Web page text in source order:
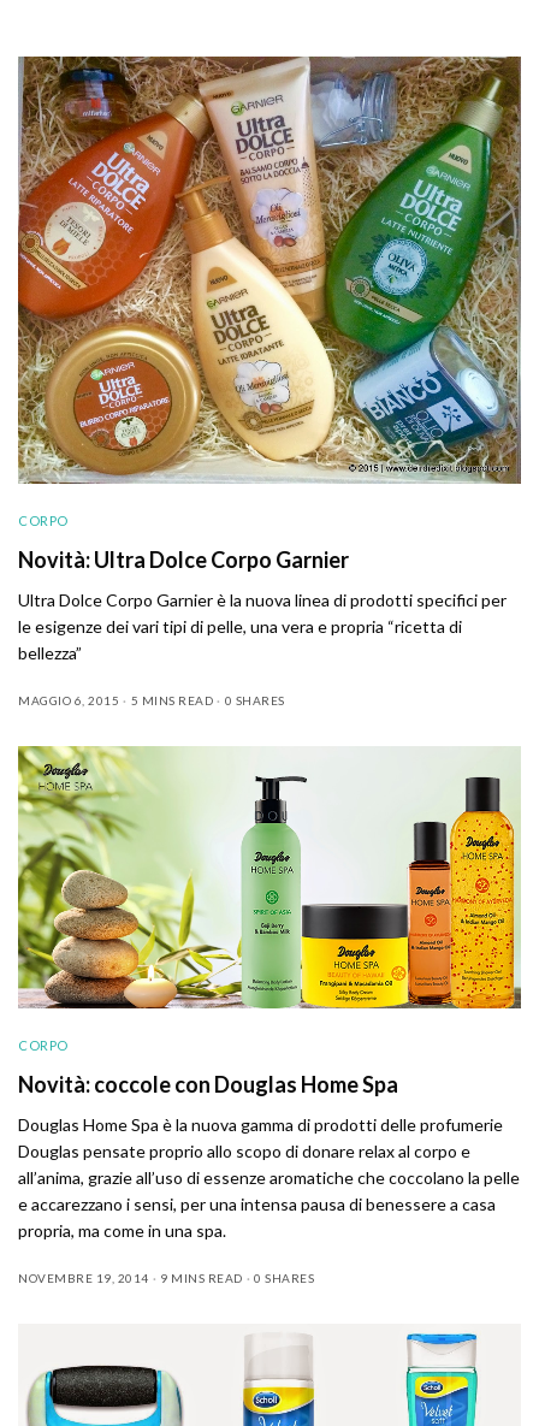
CORPO
Novità: Ultra Dolce Corpo Garnier
Ultra Dolce Corpo Garnier è la nuova linea di prodotti specifici per
le esigenze dei vari tipi di pelle, una vera e propria “ricetta di
bellezza”
MAGGIO 6, 2015 5 MINS READ 0 SHARES
CORPO
Novità: coccole con Douglas Home Spa
Douglas Home Spa è la nuova gamma di prodotti delle profumerie
Douglas pensate proprio allo scopo di donare relax al corpo e
all’anima, grazie all’uso di essenze aromatiche che coccolano la pelle
e accarezzano i sensi, per una intensa pausa di benessere a casa
propria, ma come in una spa.
NOVEMBRE 19, 2014 9 MINS READ 0 SHARES